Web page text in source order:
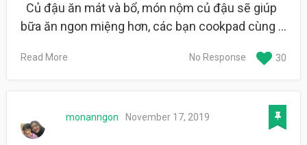
Củ đậu ăn mát và bổ, món nộm củ đậu sẽ giúp
bữa ăn ngon miệng hơn, các bạn cookpad cùng …
Read More 30
No Response
monanngon November 17, 2019